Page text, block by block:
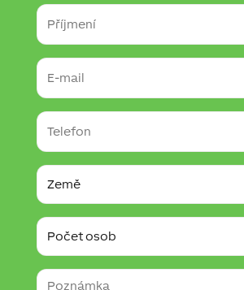
Příjmení
E-
mail
Telefon
Země
Počet
osob
Poznámka